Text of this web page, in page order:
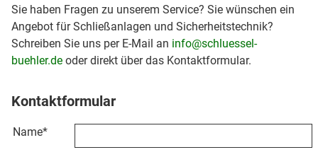
Sie haben Fragen zu unserem Service? Sie wünschen ein
Angebot für Schließanlagen und Sicherheitstechnik?
Schreiben Sie uns per E-Mail an info@schluessel-
buehler.de oder direkt über das Kontaktformular.
Kontaktformular
Name*